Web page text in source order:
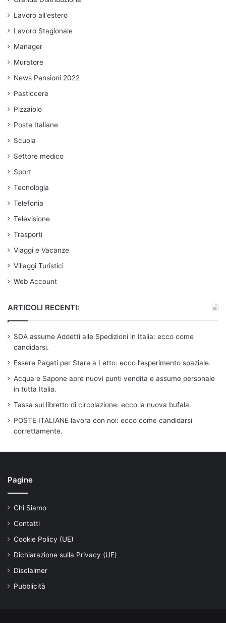
Lavoro all'estero
Lavoro Stagionale
Manager
Muratore
News Pensioni 2022
Pasticcere
Pizzaiolo
Poste Italiane
Scuola
Settore medico
Sport
Tecnologia
Telefonia
Televisione
Trasporti
Viaggi e Vacanze
Villaggi Turistici
Web Account
ARTICOLI RECENTI:
SDA assume Addetti alle Spedizioni in Italia: ecco come
candidarsi.
Essere Pagati per Stare a Letto: ecco l’esperimento spaziale.
Acqua e Sapone apre nuovi punti vendita e assume personale
in tutta Italia.
Tassa sul libretto di circolazione: ecco la nuova bufala.
POSTE ITALIANE lavora con noi: ecco come candidarsi
correttamente.
Pagine
Chi Siamo
Contatti
Cookie Policy (UE)
Dichiarazione sulla Privacy (UE)
Disclaimer
Pubblicità